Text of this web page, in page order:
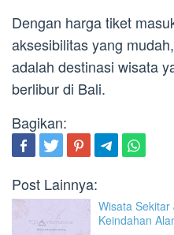
Dengan harga tiket
aksesibilitas yang
adalah destinasi wisata
berlibur di Bali.
Bagikan:
Post Lainnya:
Wisata
Keindahan